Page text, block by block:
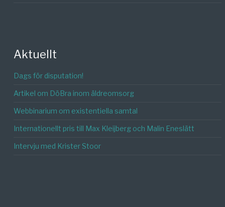
Aktuellt
Dags för disputation!
Artikel om DöBra inom äldreomsorg
Webbinarium om existentiella samtal
Internationellt pris till Max Kleijberg och Malin Eneslätt
Intervju med Krister Stoor